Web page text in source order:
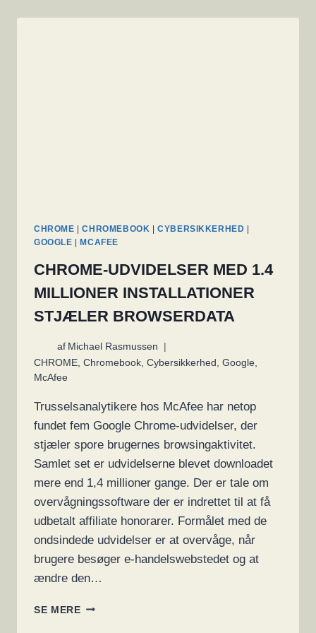
CHROME |CHROMEBOOK |CYBERSIKKERHED
GOOGLE
MCAFEE
CHROME-UDVIDELSER MED 1.4
MILLIONER INSTALLATIONER
STJÆLER BROWSERDATA
af Michael Rasmussen
CHROME Chromebook Cybersikkerhed Google
McAfee
Trusselsanalytikere hos McAfee har netop
fundet fem Google Chrome-udvidelser, der
stjæler spore brugernes browsingaktivitet.
Samlet set er udvidelserne blevet downloadet
mere end 1,4 millioner gange. Der er tale om
overvågningssoftware der er indrettet til at få
udbetalt affiliate honorarer. Formålet med de
ondsindede udvidelser er at overvåge, når
brugere besøger e-handelswebstedet og at
ændre den…
SE MERECHROME-